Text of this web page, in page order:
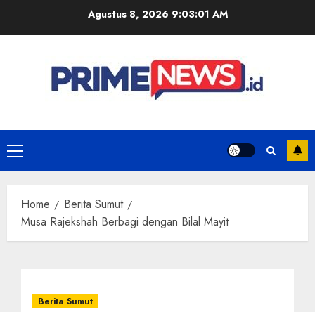
Agustus 8, 2026 9:03:01 AM
Primary
Menu
Home
Berita Sumut
Musa Rajekshah Berbagi dengan Bilal Mayit
Berita Sumut